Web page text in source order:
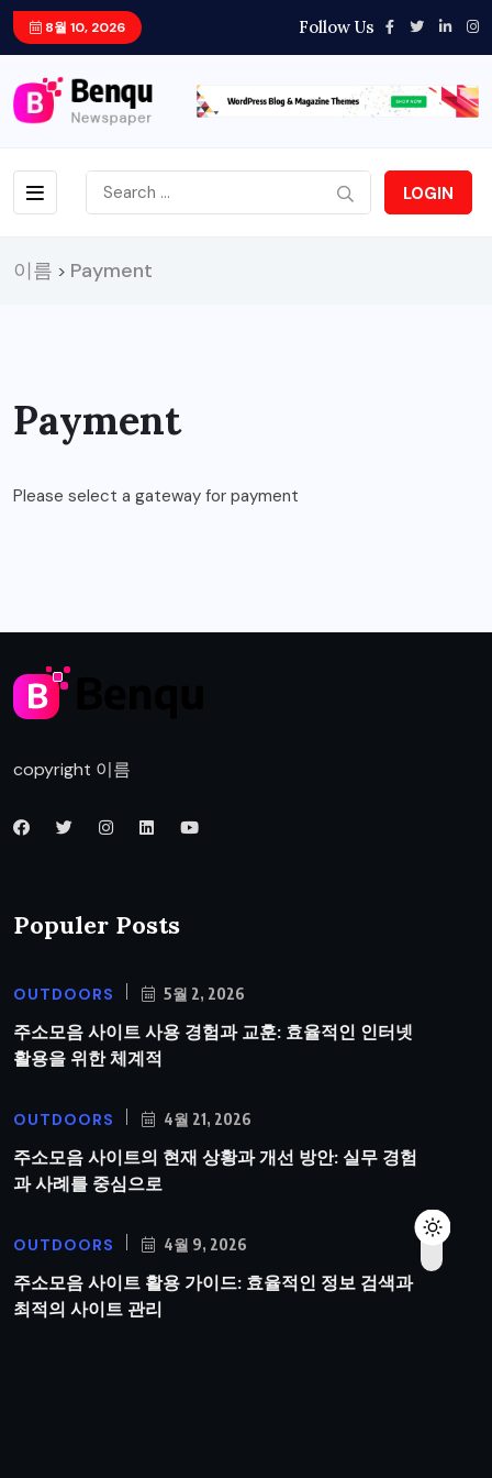
8월 10, 2026 Follow Us
LOGIN
이름 > Payment
Payment
Please select a gateway for payment
copyright 이름
Populer Posts
OUTDOORS 5월 2, 2026
주소모음 사이트 사용 경험과 교훈: 효율적인 인터넷
활용을 위한 체계적
OUTDOORS 4월 21, 2026
주소모음 사이트의 현재 상황과 개선 방안: 실무 경험
과 사례를 중심으로
OUTDOORS 4월 9, 2026
주소모음 사이트 활용 가이드: 효율적인 정보 검색과
최적의 사이트 관리